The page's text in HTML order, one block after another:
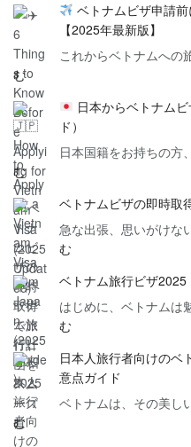
ベトナムビザ申請
【2025年最新版】
これからベトナムへ
む:
ベ
ト
ナ
ム
ビ
ザ
申
請
前
に
知
っ
て
お
く
べ
き
日本からベトナム
ド）
日本国籍をお持ちの
む:
日
本
か
ら
ベ
ト
ナ
ム
ビ
ザ
を
申
ベトナムビザの即時取
急な出張、思いがけ
む:
ト
ナ
ム
ザ
の
即
ベトナム旅行ビザ2025
はじめに、ベトナム
む:
ト
ナ
ム
日本人旅行者向けのベ
意点ガイド
ベトナムは、その美
む:
日